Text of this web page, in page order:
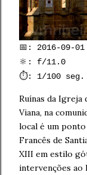
📅: 2016-09-
🔆: f/11.0 |
⏱️: 1/100
Ruínas da Igreja
Viana, na
local é um
Francês de
XIII em estilo
intervenções ao